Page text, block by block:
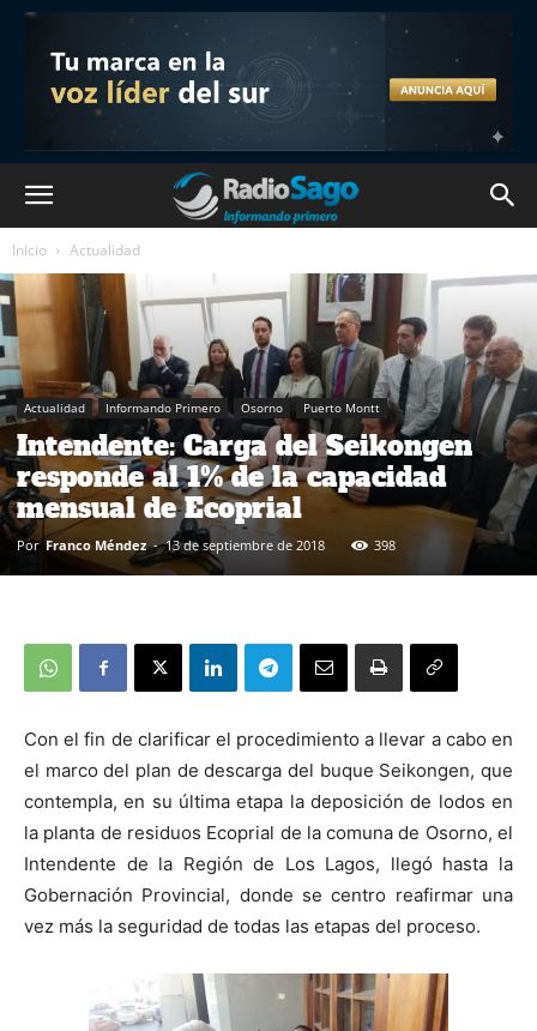
Inicio Actualidad
Actualidad Informando Primero Osorno Puerto Montt
Intendente: Carga del Seikongen
responde al 1% de la capacidad
mensual de Ecoprial
Por Franco Méndez - 13 de septiembre de 2018 398
Con el fin de clarificar el procedimiento a llevar a cabo en
el marco del plan de descarga del buque Seikongen, que
contempla, en su última etapa la deposición de lodos en
la planta de residuos Ecoprial de la comuna de Osorno, el
Intendente de la Región de Los Lagos, llegó hasta la
Gobernación Provincial, donde se centro reafirmar una
vez más la seguridad de todas las etapas del proceso.